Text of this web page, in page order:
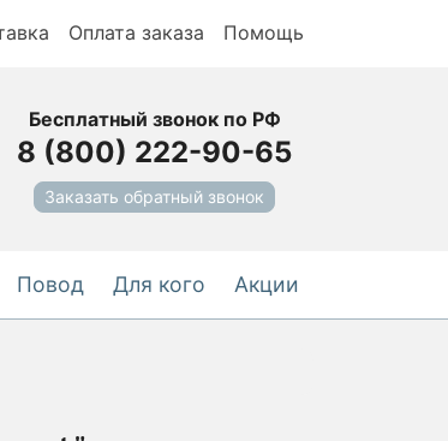
Оплата заказа Помощь
Бесплатный звонок по РФ
8 (800) 222-90-65
Заказать обратный звонок
Повод Для кого Акции